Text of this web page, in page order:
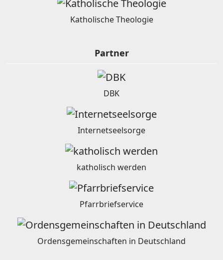
Katholische Theologie
Partner
DBK
Internetseelsorge
katholisch werden
Pfarrbriefservice
Ordensgemeinschaften in Deutschland